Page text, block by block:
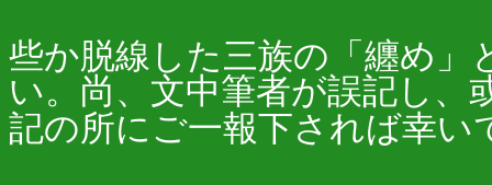
些か脱線した三族の「纏め」
い。尚、文中筆者が誤記し
記の所にご一報下されば幸い